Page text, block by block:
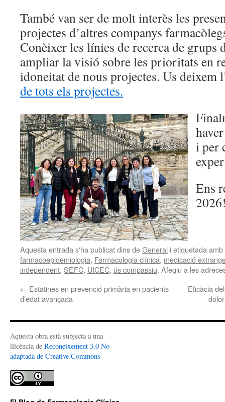
També van ser de molt interès les
projectes d’altres companys
Conèixer les línies de recerca de grups
ampliar la visió sobre les prioritats en
idoneitat de nous projectes. Us deixem
de tots els projectes.
i per
Ens
Aquesta entrada s'ha publicat dins deGeneral i etiquetada amb
farmacoepidemiologia, Farmacologia clínica, medicació
independent, SEFC, UICEC, ús compassiu. Afegiu a les
← Estatines en prevenció primària en pacients
d’edat avançada
Eficàcia
Aquesta obra està subjecta a una
llicència de Reconeixement 3.0 No
adaptada de Creative Commons